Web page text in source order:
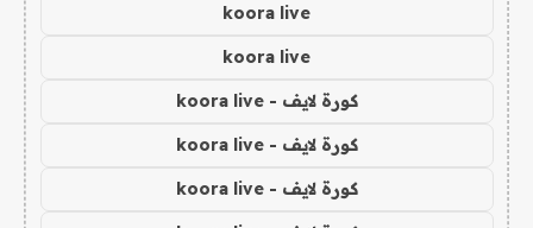
koora live
koora live
كورة لايف - koora live
كورة لايف - koora live
كورة لايف - koora live